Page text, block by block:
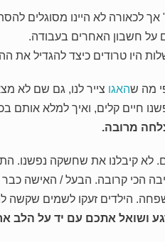
אך לכאורה לא היינו מסוגלים
על חשבון האחרים בעבודה.
היו טרודים כיצד להגדיל את
מה שהאגו צייר לנו, גם שם לא
חיים קלים, ואיך למלא אותם בכל
מרובה.
לא קיבלנו את שחשקה נפשנו.
הכי קרובה. הבעל / האישה
הילדים זעקו לשמים שקשה
ושואל אתכם עם יד על הלב